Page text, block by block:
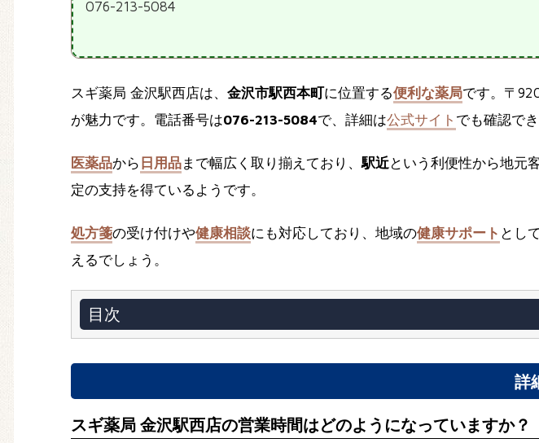
076-213-5084
スギ薬局 金沢駅西店は、 金沢市駅西本町に位置する便利な薬局です。〒
が魅力です。電話番号は076-213-5084で、詳細は公式サイト でも確認でき
医薬品から 日用品まで幅広く取り揃えており、駅近という利便性から地元
定の支持を得ているようです。
処方箋の受け付けや健康相談にも対応しており、地域の健康サポート とし
えるでしょう。
目次
詳
スギ薬局 金沢駅西店の営業時間はどのようになっていますか？